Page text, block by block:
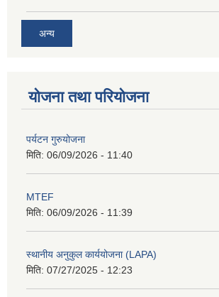
अन्य
योजना तथा परियोजना
पर्यटन गुरुयोजना
मिति: 06/09/2026 - 11:40
MTEF
मिति: 06/09/2026 - 11:39
स्थानीय अनुकुल कार्ययोजना (LAPA)
मिति: 07/27/2025 - 12:23